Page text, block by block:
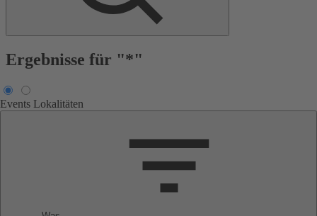
Ergebnisse für "*"
Events Lokalitäten